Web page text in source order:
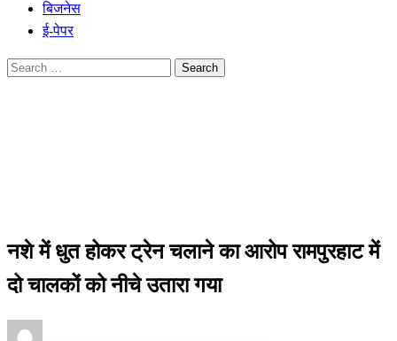
बिजनेस
ई-पेपर
Search
नशे में धुत होकर ट्रेन चलाने का आरोप रामपुरहाट में
दो चालकों को नीचे उतारा गया